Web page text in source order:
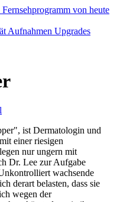
Aufnahmen Upgrades
ist Dermatologin und
einer riesigen
nur ungern mit
Dr. Lee zur Aufgabe
wachsende
derart belasten, dass sie
wegen der